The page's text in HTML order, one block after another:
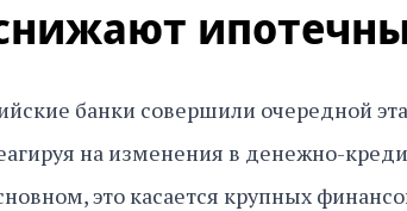
банки совершили очередной
на изменения в денежно-
это касается крупных